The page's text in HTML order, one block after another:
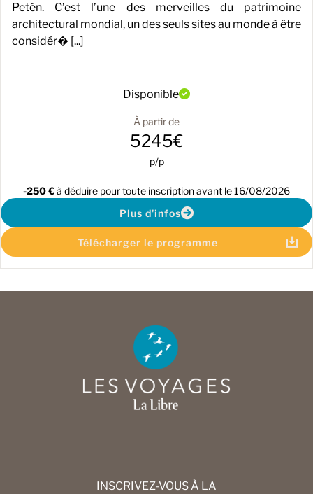
Petén. C’est l’une des merveilles du patrimoine
architectural mondial, un des seuls sites au monde à être
considér� [...]
Disponible
À partir de
5245€
p/p
-250 €à déduire pour toute inscription avant le 16/08/2026
Plus d'infos
Télécharger le programme
INSCRIVEZ-VOUS À LA